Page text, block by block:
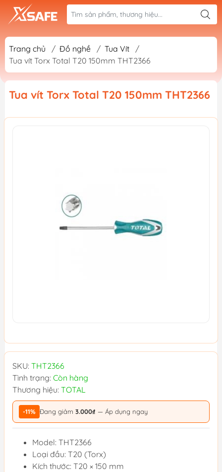
Trang chủ / Đồ nghề / Tua Vít
/
Tua vít Torx Total T20 150mm THT2366
Tua vít Torx Total T20 150mm THT2366
SKU: THT2366
Tình trạng: Còn hàng
Thương hiệu: TOTAL
-11% Đang giảm 3.000₫ — Áp dụng ngay
Model: THT2366
Loại đầu: T20 (Torx)
Kích thước: T20 × 150 mm